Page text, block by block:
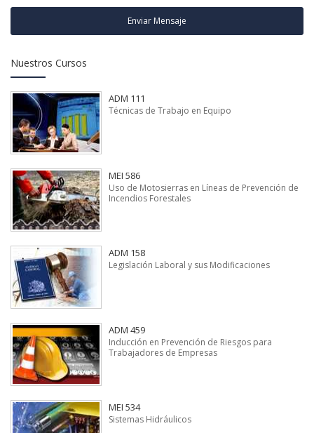
Enviar Mensaje
Nuestros Cursos
ADM 111
Técnicas de Trabajo en Equipo
MEI 586
Uso de Motosierras en Líneas de Prevención de
Incendios Forestales
ADM 158
Legislación Laboral y sus Modificaciones
ADM 459
Inducción en Prevención de Riesgos para
Trabajadores de Empresas
MEI 534
Sistemas Hidráulicos